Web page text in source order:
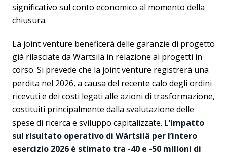
significativo sul conto economico al momento della
chiusura.
La joint venture beneficerà delle garanzie di progetto
già rilasciate da Wärtsilä in relazione ai progetti in
corso. Si prevede che la joint venture registrerà una
perdita nel 2026, a causa del recente calo degli ordini
ricevuti e dei costi legati alle azioni di trasformazione,
costituiti principalmente dalla svalutazione delle
spese di ricerca e sviluppo capitalizzate. L’impatto
sul risultato operativo di Wärtsilä per l’intero
esercizio 2026 è stimato tra -40 e -50 milioni di